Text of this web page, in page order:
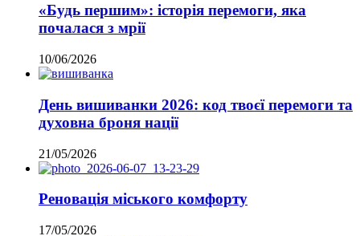
«Будь першим»: історія перемоги, яка
почалася з мрії
10/06/2026
День вишиванки 2026: код твоєї перемоги та
духовна броня нації
21/05/2026
Реновація міського комфорту
17/05/2026